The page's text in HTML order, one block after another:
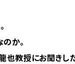
か。
教授にお聞きし